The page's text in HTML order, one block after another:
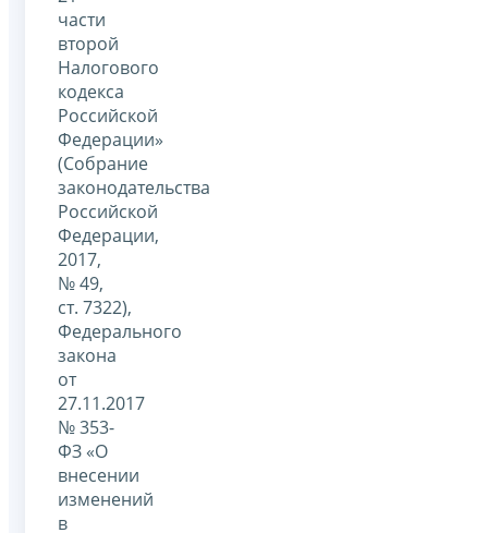
части
второй
Налогового
кодекса
Российской
Федерации»
(Собрание
законодательства
Российской
Федерации,
2017,
№ 49,
ст. 7322),
Федерального
закона
от
27.11.2017
№ 353-
ФЗ «О
внесении
изменений
в